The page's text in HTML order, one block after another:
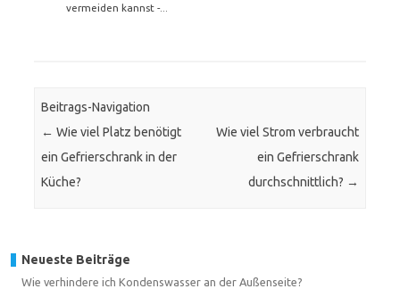
vermeiden kannst -...
Beitrags-Navigation
← Wie viel Platz benötigt
ein Gefrierschrank in der
Küche?
Wie viel Strom verbraucht
ein Gefrierschrank
durchschnittlich? →
Neueste Beiträge
Wie verhindere ich Kondenswasser an der Außenseite?